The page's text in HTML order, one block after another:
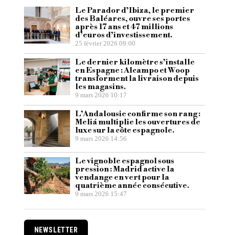
Le Parador d’Ibiza, le premier
des Baléares, ouvre ses portes
après 17 ans et 47 millions
d’euros d’investissement.
25 février 2026 09:00
Le dernier kilomètre s’installe
en Espagne : Alcampo et Woop
transforment la livraison depuis
les magasins.
9 mars 2026 10:17
L’Andalousie confirme son rang :
Meliá multiplie les ouvertures de
luxe sur la côte espagnole.
9 mars 2026 14:56
Le vignoble espagnol sous
pression : Madrid active la
vendange en vert pour la
quatrième année consécutive.
9 mars 2026 15:47
NEWSLETTER